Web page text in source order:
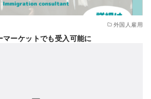
外国人雇用
マーケットでも受入可能に